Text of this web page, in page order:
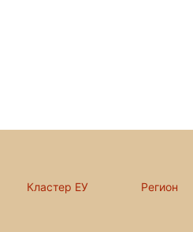
Кластер ЕУ Регион